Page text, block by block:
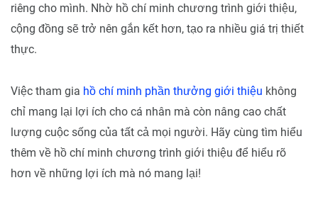
riêng cho mình. Nhờ hồ chí minh chương trình giới thiệu,
cộng đồng sẽ trở nên gắn kết hơn, tạo ra nhiều giá trị thiết
thực.
Việc tham gia hồ chí minh phần thưởng giới thiệu không
chỉ mang lại lợi ích cho cá nhân mà còn nâng cao chất
lượng cuộc sống của tất cả mọi người. Hãy cùng tìm hiểu
thêm về hồ chí minh chương trình giới thiệu để hiểu rõ
hơn về những lợi ích mà nó mang lại!